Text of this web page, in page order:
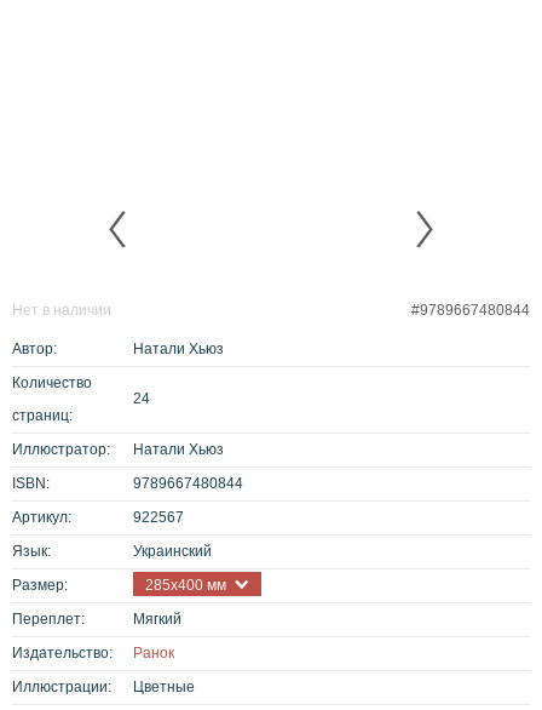
#9789667480844
Нет в наличии
Автор:
Натали Хьюз
Количество
страниц:
24
Иллюстратор:
Натали Хьюз
ISBN:
9789667480844
Артикул:
922567
Язык:
Украинский
Размер:
285х400 мм
Переплет:
Мягкий
Издательство:
Ранок
Иллюстрации:
Цветные